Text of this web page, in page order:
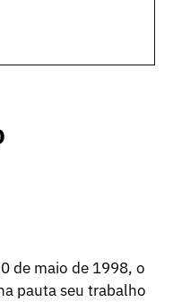
de maio de 1998, o
pauta seu trabalho